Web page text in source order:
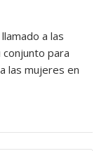
a las
para
las mujeres en